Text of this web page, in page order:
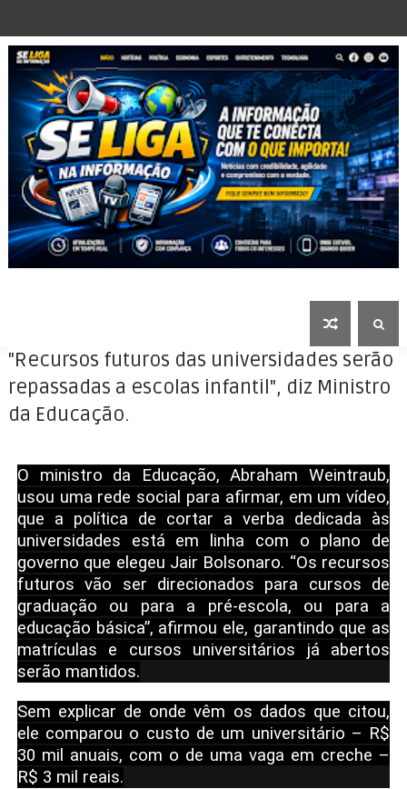
"Recursos futuros das universidades serão
repassadas a escolas infantil", diz Ministro
da Educação.
O ministro da Educação, Abraham Weintraub,
usou uma rede social para afirmar, em um vídeo,
que a política de cortar a verba dedicada às
universidades está em linha com o plano de
governo que elegeu Jair Bolsonaro. “Os recursos
futuros vão ser direcionados para cursos de
graduação ou para a pré-escola, ou para a
educação básica”, afirmou ele, garantindo que as
matrículas e cursos universitários já abertos
serão mantidos.
Sem explicar de onde vêm os dados que citou,
ele comparou o custo de um universitário – R$
30 mil anuais, com o de uma vaga em creche –
R$ 3 mil reais.